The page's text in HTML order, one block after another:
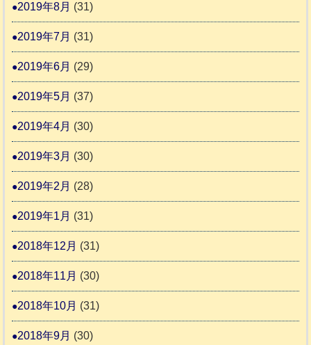
2019年8月 (31)
2019年7月 (31)
2019年6月 (29)
2019年5月 (37)
2019年4月 (30)
2019年3月 (30)
2019年2月 (28)
2019年1月 (31)
2018年12月 (31)
2018年11月 (30)
2018年10月 (31)
2018年9月 (30)